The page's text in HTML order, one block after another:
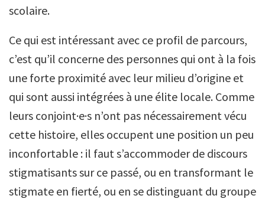
scolaire.
Ce qui est intéressant avec ce profil de parcours,
c’est qu’il concerne des personnes qui ont à la fois
une forte proximité avec leur milieu d’origine et
qui sont aussi intégrées à une élite locale. Comme
leurs conjoint·e·s n’ont pas nécessairement vécu
cette histoire, elles occupent une position un peu
inconfortable : il faut s’accommoder de discours
stigmatisants sur ce passé, ou en transformant le
stigmate en fierté, ou en se distinguant du groupe